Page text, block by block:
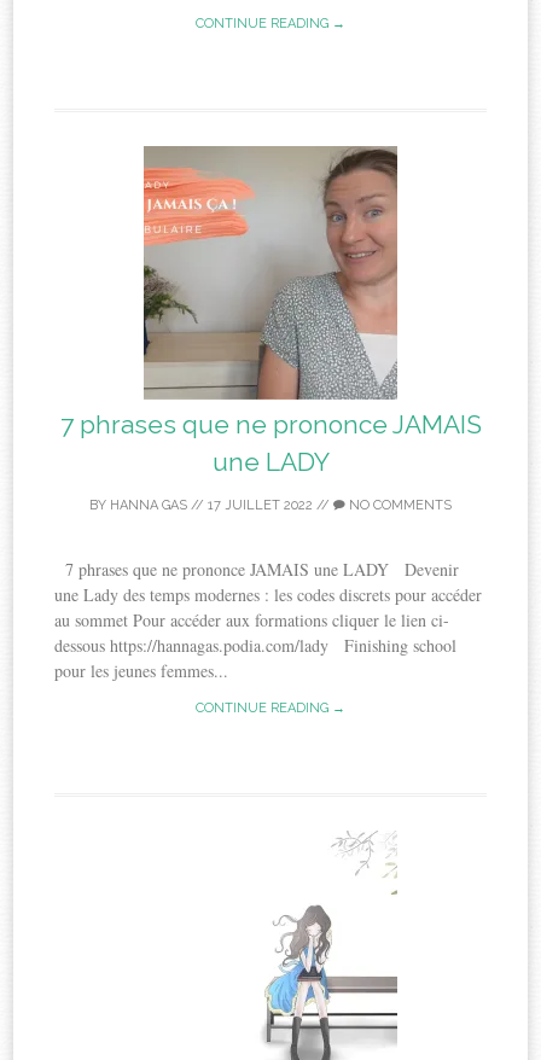
CONTINUE READING →
7 phrases que ne prononce JAMAIS
une LADY
BY HANNA GAS // 17 JUILLET 2022 // NO COMMENTS
7 phrases que ne prononce JAMAIS une LADY Devenir
une Lady des temps modernes : les codes discrets pour accéder
au sommet Pour accéder aux formations cliquer le lien ci-
dessous https://hannagas.podia.com/lady Finishing school
pour les jeunes femmes...
CONTINUE READING →